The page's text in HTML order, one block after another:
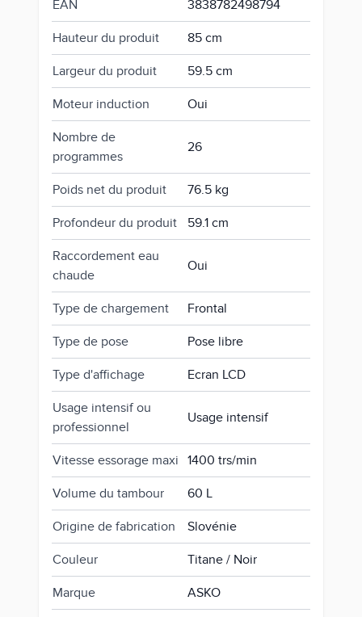
EAN 3838782498794
Hauteur du produit 85 cm
Largeur du produit 59.5 cm
Moteur induction Oui
Nombre de
programmes
26
Poids net du produit 76.5 kg
Profondeur du produit 59.1 cm
Raccordement eau
chaude
Oui
Type de chargement Frontal
Type de pose Pose libre
Type d'affichage Ecran LCD
Usage intensif ou
professionnel
Usage intensif
Vitesse essorage maxi 1400 trs/min
Volume du tambour 60 L
Origine de fabrication Slovénie
Couleur Titane / Noir
Marque ASKO